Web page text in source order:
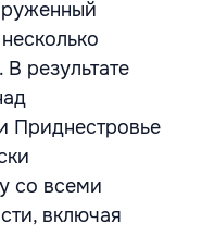
результате
Приднестровье
со всеми
включая